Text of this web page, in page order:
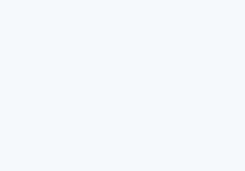
2012